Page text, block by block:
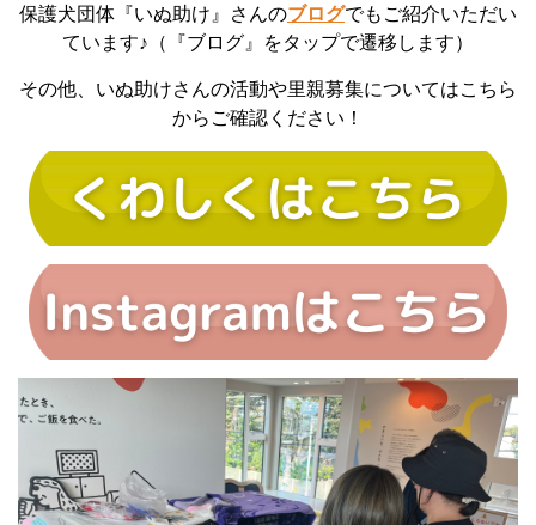
保護犬団体『いぬ助け』さんのブログでもご紹介いただい
ています♪（『ブログ』をタップで遷移します）
その他、いぬ助けさんの活動や里親募集についてはこちら
からご確認ください！